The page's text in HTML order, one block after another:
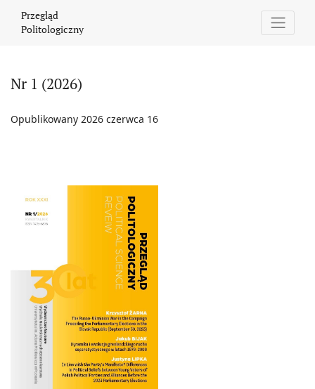
Przegląd
Politologiczny
Nr 1 (2026)
Opublikowany 2026 czerwca 16